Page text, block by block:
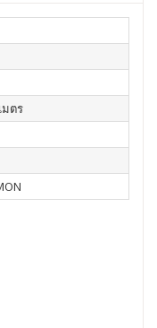
มตร